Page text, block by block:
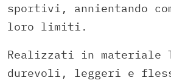
sportivi, annientando
loro limiti.
Realizzati in materiale
durevoli, leggeri e